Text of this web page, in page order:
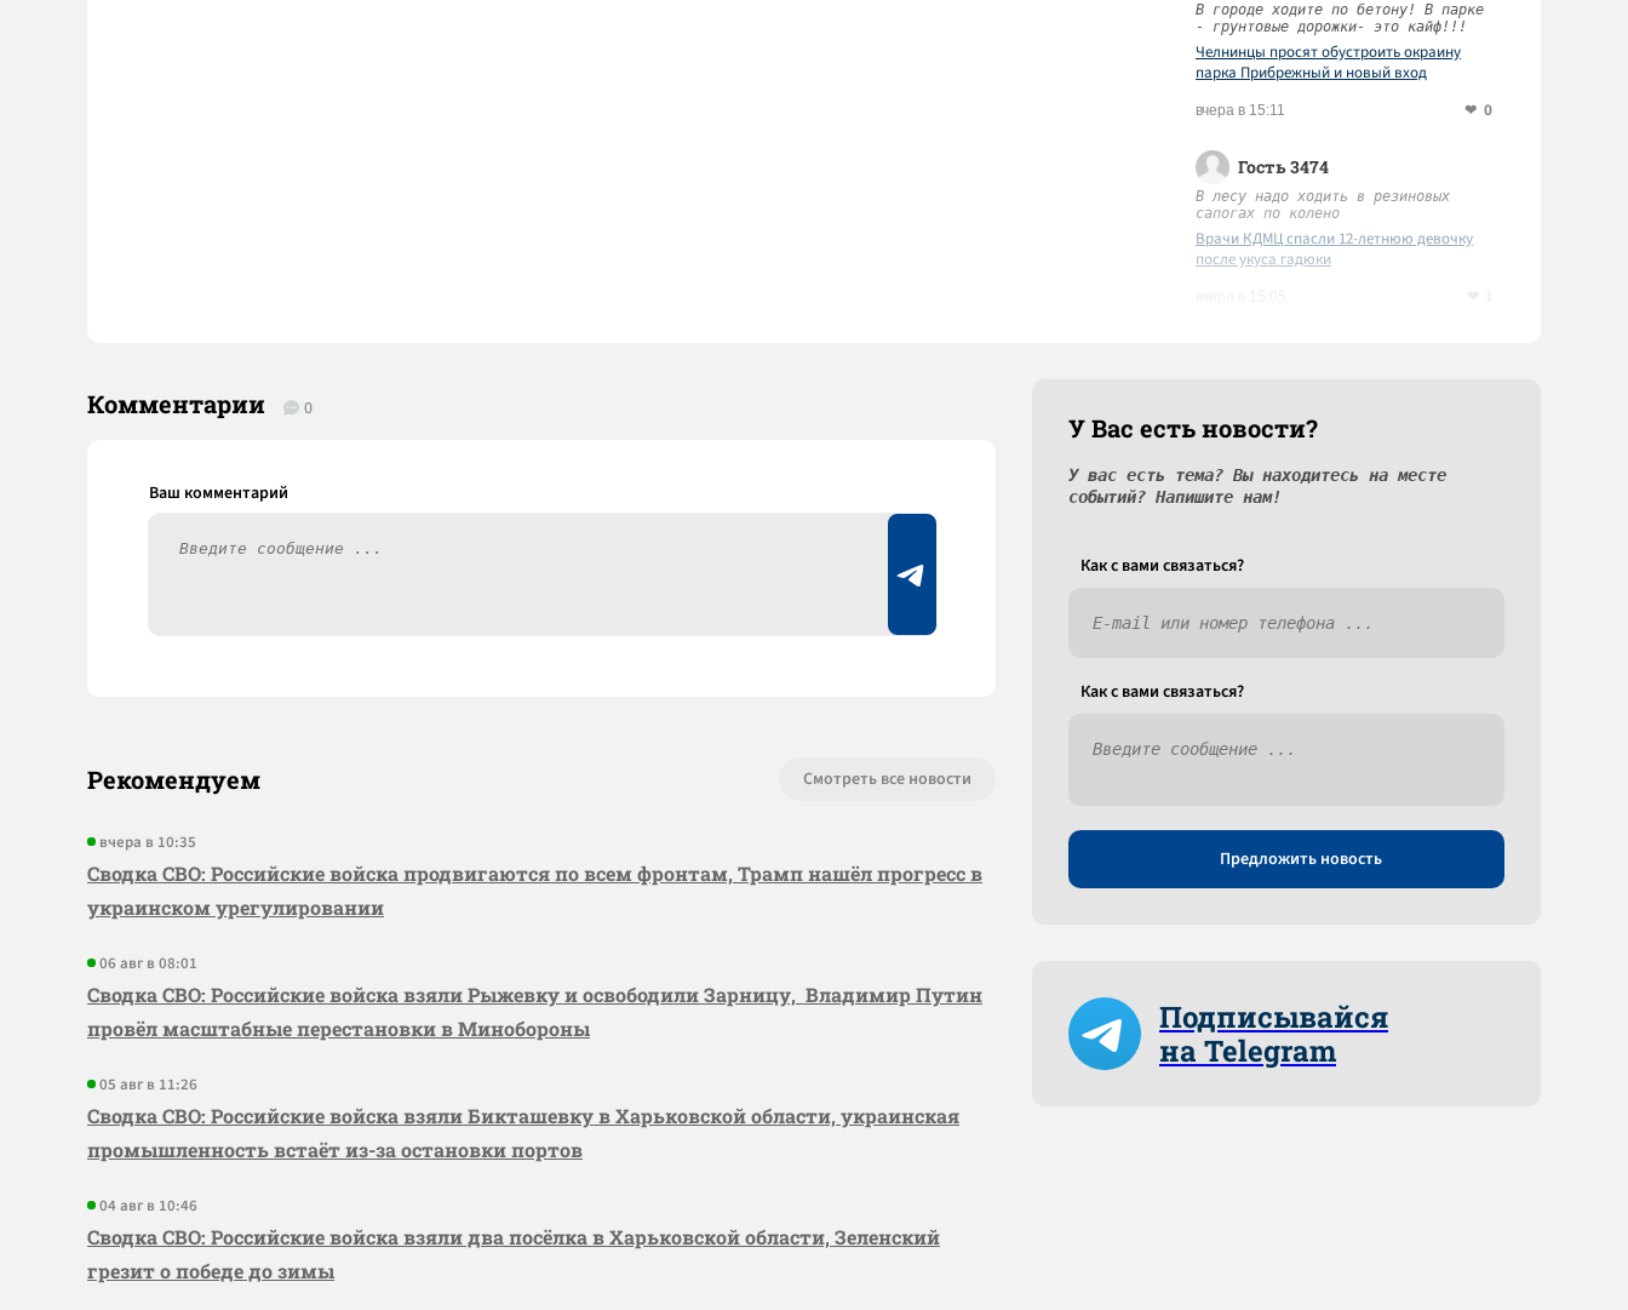
В городе ходите по бетону! В парке
- грунтовые дорожки- это кайф!!!
Челнинцы просят обустроить окраину
парка Прибрежный и новый вход
вчера в 15:11 0
Гость 3474
В лесу надо ходить в резиновых
сапогах по колено
Врачи КДМЦ спасли 12-летнюю девочку
после укуса гадюки
Комментарии 0
Рекомендуем Смотреть все новости
вчера в 10:35
Сводка СВО: Российские войска продвигаются по всем фронтам, Трамп нашёл прогресс в
украинском урегулировании
06 авг в 08:01
Сводка СВО: Российские войска взяли Рыжевку и освободили Зарницу, Владимир Путин
провёл масштабные перестановки в Минобороны
05 авг в 11:26
Сводка СВО: Российские войска взяли Бикташевку в Харьковской области, украинская
промышленность встаёт из-за остановки портов
04 авг в 10:46
Сводка СВО: Российские войска взяли два посёлка в Харьковской области, Зеленский
грезит о победе до зимы
У Вас есть новости?
У вас есть тема? Вы находитесь на месте
событий? Напишите нам!
Как c вами связаться?
Как c вами связаться?
Предложить новость
Подписывайся
на Telegram